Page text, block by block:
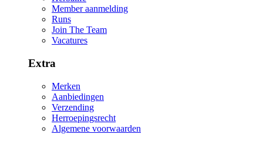
Member aanmelding
Runs
Join The Team
Vacatures
Extra
Merken
Aanbiedingen
Verzending
Herroepingsrecht
Algemene voorwaarden